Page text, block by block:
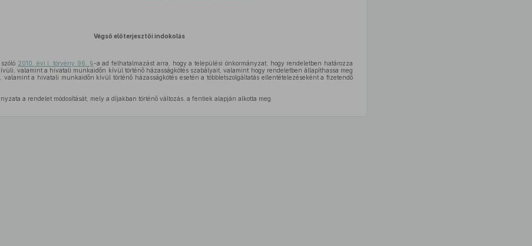
Végső előterjesztői indokolás
2010. évi I. törvény 96. §-a ad felhatalmazást arra, hogy a települési önkormányzat, hogy rendeletben határozza
valamint a hivatali munkaidőn kívül történő házasságkötés szabályait, valamint hogy rendeletben állapíthassa meg
a hivatali munkaidőn kívül történő házasságkötés esetén a többletszolgáltatás ellentételezéseként a fizetendő
a rendelet módosítását, mely a díjakban történő változás, a fentiek alapján alkotta meg.